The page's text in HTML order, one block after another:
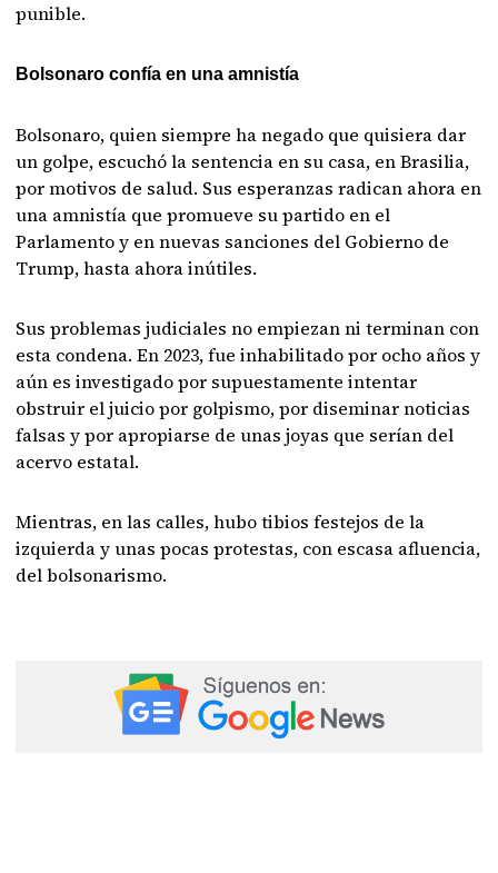
punible.
Bolsonaro confía en una amnistía
Bolsonaro, quien siempre ha negado que quisiera dar
un golpe, escuchó la sentencia en su casa, en Brasilia,
por motivos de salud. Sus esperanzas radican ahora en
una amnistía que promueve su partido en el
Parlamento y en nuevas sanciones del Gobierno de
Trump, hasta ahora inútiles.
Sus problemas judiciales no empiezan ni terminan con
esta condena. En 2023, fue inhabilitado por ocho años y
aún es investigado por supuestamente intentar
obstruir el juicio por golpismo, por diseminar noticias
falsas y por apropiarse de unas joyas que serían del
acervo estatal.
Mientras, en las calles, hubo tibios festejos de la
izquierda y unas pocas protestas, con escasa afluencia,
del bolsonarismo.